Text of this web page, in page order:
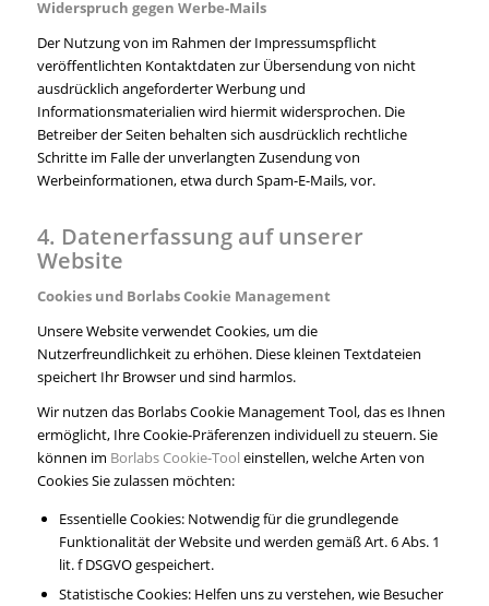
Widerspruch gegen Werbe-Mails
Der Nutzung von im Rahmen der Impressumspflicht
veröffentlichten Kontaktdaten zur Übersendung von nicht
ausdrücklich angeforderter Werbung und
Informationsmaterialien wird hiermit widersprochen. Die
Betreiber der Seiten behalten sich ausdrücklich rechtliche
Schritte im Falle der unverlangten Zusendung von
Werbeinformationen, etwa durch Spam-E-Mails, vor.
4. Datenerfassung auf unserer
Website
Cookies und Borlabs Cookie Management
Unsere Website verwendet Cookies, um die
Nutzerfreundlichkeit zu erhöhen. Diese kleinen Textdateien
speichert Ihr Browser und sind harmlos.
Wir nutzen das Borlabs Cookie Management Tool, das es Ihnen
ermöglicht, Ihre Cookie-Präferenzen individuell zu steuern. Sie
können im Borlabs Cookie-Tool einstellen, welche Arten von
Cookies Sie zulassen möchten:
Essentielle Cookies: Notwendig für die grundlegende
Funktionalität der Website und werden gemäß Art. 6 Abs. 1
lit. f DSGVO gespeichert.
Statistische Cookies: Helfen uns zu verstehen, wie Besucher